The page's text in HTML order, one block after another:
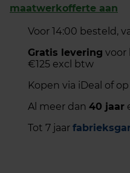
maatwerkofferte aan
Voor 14:00 besteld,
Gratis levering voor
€125 excl btw
Kopen via iDeal of op
Al meer dan 40 jaar
Tot 7 jaar